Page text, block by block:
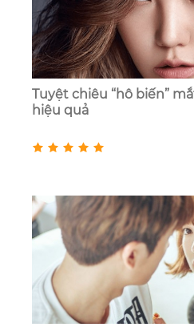
Tuyệt chiêu “hô biến”
hiệu quả